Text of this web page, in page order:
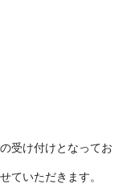
受け付けとなってお
ていただきます。